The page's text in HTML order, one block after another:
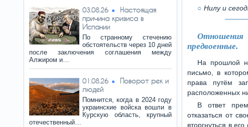
03.08.26
Настоящая
причина кризиса в
Испании
По странному стечению
обстоятельств через 10 дней
после заключения соглашения между
Алжиром и…
01.08.26
Поворот рек и
людей
Помнится, когда в 2024 году
украинские войска вошли в
Курскую область, крупный
отечественный…
Нилу и
предвоенные.
На прошлой
письмо, в
права путём
расположенных
В ответ
отказаться от
вторгнуться в